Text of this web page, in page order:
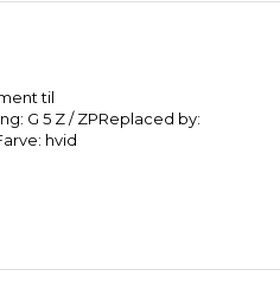
til
G 5 Z / ZPReplaced by:
hvid